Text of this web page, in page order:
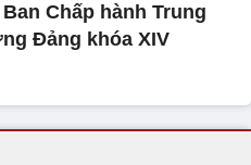
Ban Chấp hành Trung
Đảng khóa XIV